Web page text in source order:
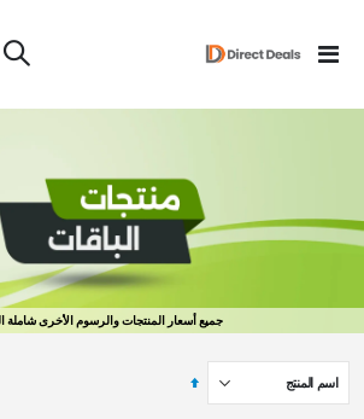
Toggle
جميع أسعار المنتجات والرسوم الأخرى شاملة
تحديد